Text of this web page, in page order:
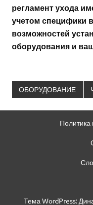
регламент ухода
учетом специфики
возможностей
оборудования и
ОБОРУДОВАНИЕ
Тема WordPress: